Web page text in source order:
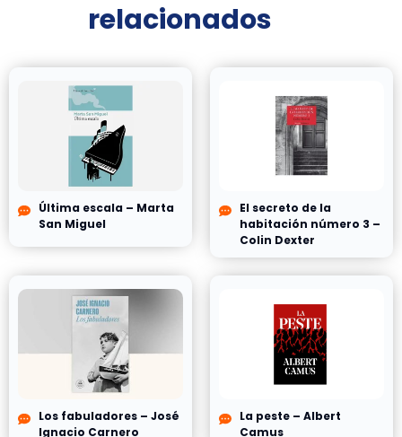
relacionados
Última escala – Marta
San Miguel
El secreto de la
habitación número 3 –
Colin Dexter
Los fabuladores – José
Ignacio Carnero
La peste – Albert
Camus